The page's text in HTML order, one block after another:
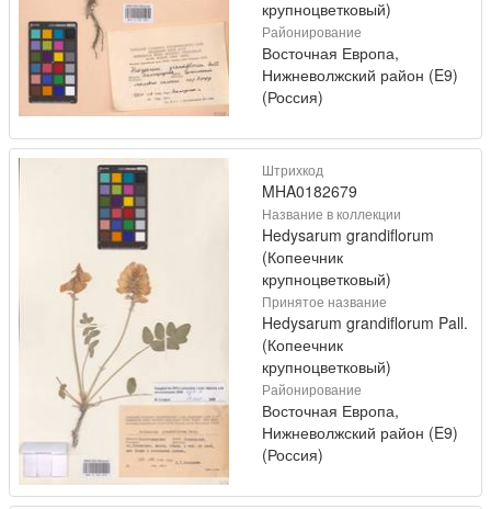
крупноцветковый)
Районирование
Восточная Европа,
Нижневолжский район (E9)
(Россия)
Штрихкод
MHA0182679
Название в коллекции
Hedysarum grandiflorum
(Копеечник
крупноцветковый)
Принятое название
Hedysarum grandiflorum Pall.
(Копеечник
крупноцветковый)
Районирование
Восточная Европа,
Нижневолжский район (E9)
(Россия)